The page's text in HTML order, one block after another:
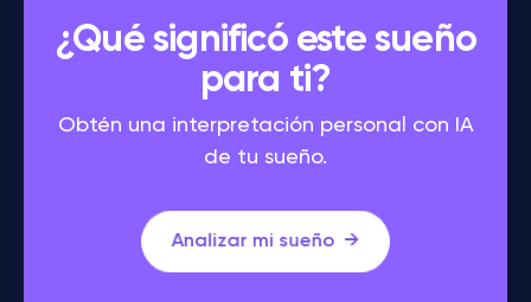
¿Qué significó este sueño
para ti?
Obtén una interpretación personal con IA
de tu sueño.
Analizar mi sueño